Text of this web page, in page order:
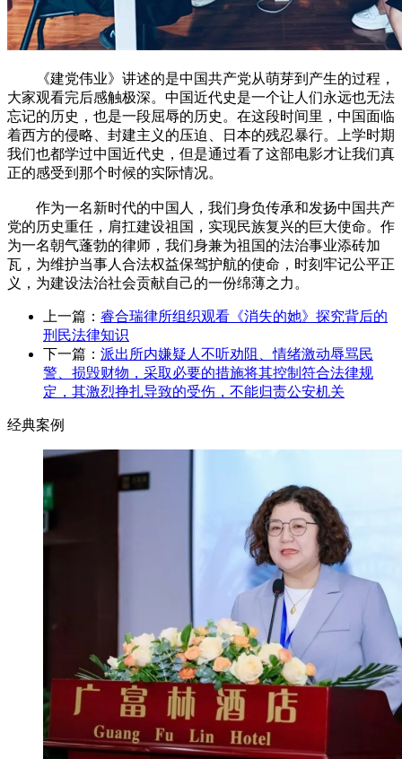
《建党伟业》讲述的是中国共产党从萌芽到产生的过程，
大家观看完后感触极深。中国近代史是一个让人们永远也无法
忘记的历史，也是一段屈辱的历史。在这段时间里，中国面临
着西方的侵略、封建主义的压迫、日本的残忍暴行。上学时期
我们也都学过中国近代史，但是通过看了这部电影才让我们真
正的感受到那个时候的实际情况。
作为一名新时代的中国人，我们身负传承和发扬中国共产
党的历史重任，肩扛建设祖国，实现民族复兴的巨大使命。作
为一名朝气蓬勃的律师，我们身兼为祖国的法治事业添砖加
瓦，为维护当事人合法权益保驾护航的使命，时刻牢记公平正
义，为建设法治社会贡献自己的一份绵薄之力。
上一篇： 睿合瑞律所组织观看《消失的她》探究背后的
刑民法律知识
下一篇： 派出所内嫌疑人不听劝阻、情绪激动辱骂民
警、损毁财物，采取必要的措施将其控制符合法律规
定，其激烈挣扎导致的受伤，不能归责公安机关
经典案例